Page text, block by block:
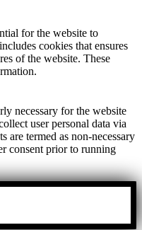
for the website to
cookies that ensures
of the website. These
necessary for the website
user personal data via
are termed as non-necessary
consent prior to running